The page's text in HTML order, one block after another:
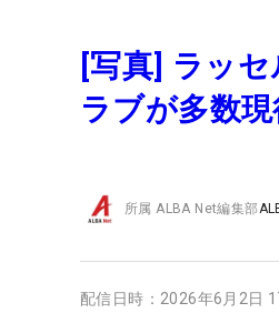
[写真] ラッ
ラブが多数
所属ALBA Net編集部
配信日時： 2026年6月2日